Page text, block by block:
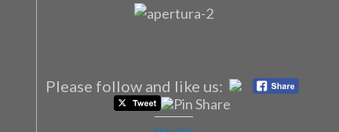
Please follow and like us: